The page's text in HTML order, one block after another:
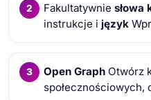
Fakultatywnie słowa
instrukcje i język
Open GraphOtwórz
społecznościowych,